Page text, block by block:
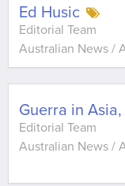
Ed Husic
Editorial Team
Australian News /
Guerra in
Editorial Team
Australian News /